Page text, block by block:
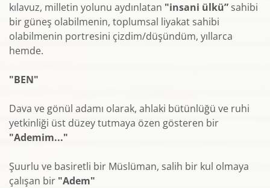
kılavuz, milletin yolunu aydınlatan "insani ülkü” sahibi
bir güneş olabilmenin, toplumsal liyakat sahibi
olabilmenin portresini çizdim/düşündüm, yıllarca
hemde.
"BEN"
Dava ve gönül adamı olarak, ahlaki bütünlüğü ve ruhi
yetkinliği üst düzey tutmaya özen gösteren bir
"Ademim..."
Şuurlu ve basiretli bir Müslüman, salih bir kul olmaya
çalışan bir "Adem"